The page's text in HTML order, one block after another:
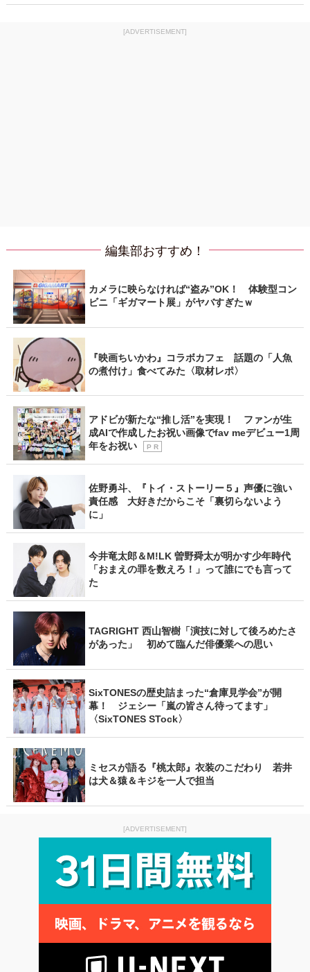
[ADVERTISEMENT]
編集部おすすめ！
カメラに映らなければ“盗み”OK！ 体験型コン
ビニ「ギガマート展」がヤバすぎたｗ
『映画ちいかわ』コラボカフェ 話題の「人魚
の煮付け」食べてみた〈取材レポ〉
アドビが新たな“推し活”を実現！ ファンが生
成AIで作成したお祝い画像でfav meデビュー1周
年をお祝い
P R
佐野勇斗、『トイ・ストーリー５』声優に強い
責任感 大好きだからこそ「裏切らないよう
に」
今井竜太郎＆M!LK 曽野舜太が明かす少年時代
「おまえの罪を数えろ！」って誰にでも言って
た
TAGRIGHT 西山智樹「演技に対して後ろめたさ
があった」 初めて臨んだ俳優業への思い
SixTONESの歴史詰まった“倉庫見学会”が開
幕！ ジェシー「嵐の皆さん待ってます」
〈SixTONES STock〉
ミセスが語る『桃太郎』衣装のこだわり 若井
は犬＆猿＆キジを一人で担当
[ADVERTISEMENT]